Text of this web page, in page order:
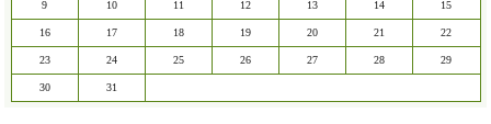
9 10 11 12 13 14 15
16 17 18 19 20 21 22
23 24 25 26 27 28 29
30 31